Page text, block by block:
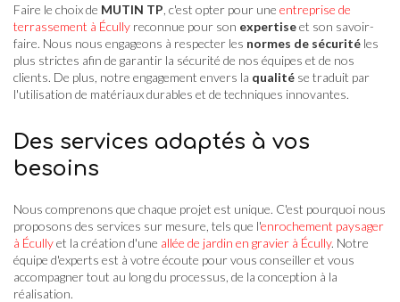
Faire le choix de MUTIN TP , c'est opter pour une entreprise de
terrassement à Écully reconnue pour son expertiseet son savoir-
faire. Nous nous engageons à respecter les normes de sécurité les
plus strictes afin de garantir la sécurité de nos équipes et de nos
clients. De plus, notre engagement envers la qualité se traduit par
l'utilisation de matériaux durables et de techniques innovantes.
Des services adaptés à vos
besoins
Nous comprenons que chaque projet est unique. C'est pourquoi nous
proposons des services sur mesure, tels que l'enrochement paysager
à Écullyet la création d'une allée de jardin en gravier à Écully. Notre
équipe d'experts est à votre écoute pour vous conseiller et vous
accompagner tout au long du processus, de la conception à la
réalisation.